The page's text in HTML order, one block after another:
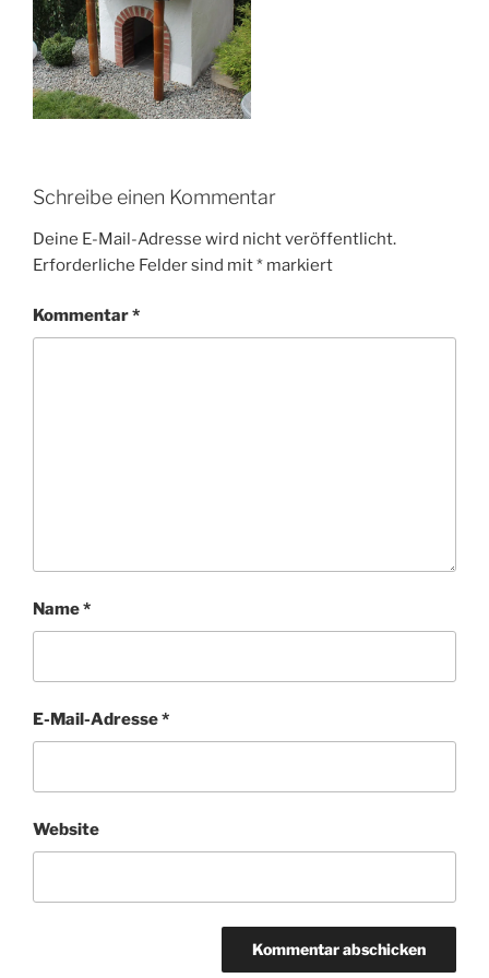
Schreibe einen Kommentar
Deine E-Mail-Adresse wird nicht veröffentlicht.
Erforderliche Felder sind mit* markiert
Kommentar*
Name*
E-Mail-Adresse*
Website